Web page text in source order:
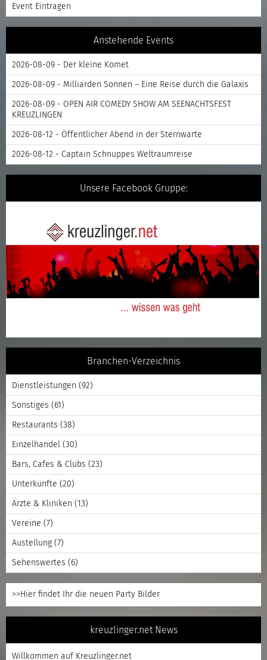
Event Eintragen
Anstehende Events
2026-08-09 - Der kleine Komet
2026-08-09 - Milliarden Sonnen – Eine Reise durch die Galaxis
2026-08-09 - OPEN AIR COMEDY SHOW AM SEENACHTSFEST
KREUZLINGEN
2026-08-12 - Öffentlicher Abend in der Sternwarte
2026-08-12 - Captain Schnuppes Weltraumreise
Unsere Facebook Gruppe:
Branchen-Verzeichnis
Dienstleistungen (92)
Sonstiges (61)
Restaurants (38)
Einzelhandel (30)
Bars, Cafes & Clubs (23)
Unterkünfte (20)
Ärzte & Kliniken (13)
Vereine (7)
Austellung (7)
Sehenswertes (6)
>>Hier findet Ihr die neuen Party Bilder
kreuzlinger.net News
Willkommen auf Kreuzlinger.net